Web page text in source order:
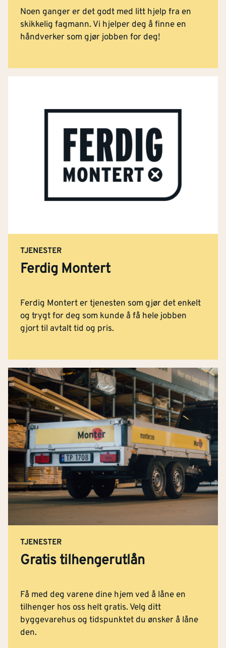
Noen ganger er det godt med litt hjelp fra en
skikkelig fagmann. Vi hjelper deg å finne en
håndverker som gjør jobben for deg!
TJENESTER
Ferdig Montert
Ferdig Montert er tjenesten som gjør det enkelt
og trygt for deg som kunde å få hele jobben
gjort til avtalt tid og pris.
TJENESTER
Gratis tilhengerutlån
Få med deg varene dine hjem ved å låne en
tilhenger hos oss helt gratis. Velg ditt
byggevarehus og tidspunktet du ønsker å låne
den.